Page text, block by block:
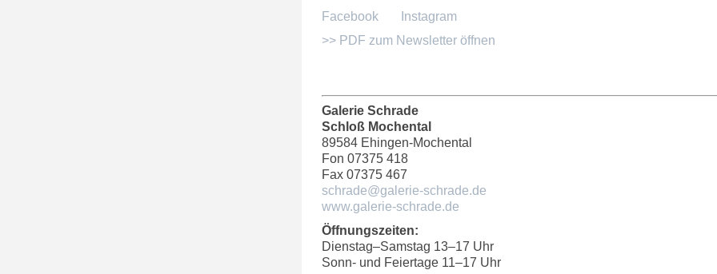
Facebook
Instagram
>> PDF zum Newsletter öffnen
Galerie Schrade
Schloß Mochental
89584 Ehingen-Mochental
Fon 07375 418
Fax 07375 467
schrade@galerie-schrade.de
www.galerie-schrade.de
Öffnungszeiten:
Dienstag–Samstag 13–17 Uhr
Sonn- und Feiertage 11–17 Uhr